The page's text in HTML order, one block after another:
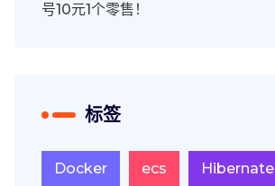
号10元1个零售！
标签
Docker ecs Hibernate